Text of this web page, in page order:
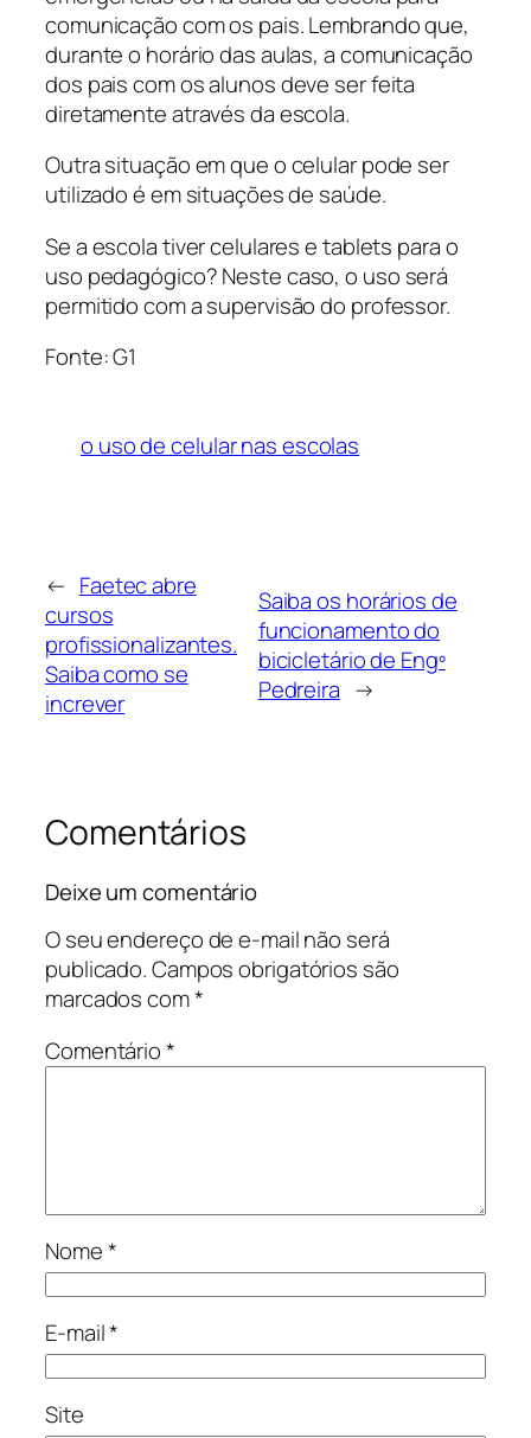
comunicação com os pais. Lembrando que,
durante o horário das aulas, a comunicação
dos pais com os alunos deve ser feita
diretamente através da escola.
Outra situação em que o celular pode ser
utilizado é em situações de saúde.
Se a escola tiver celulares e tablets para o
uso pedagógico? Neste caso, o uso será
permitido com a supervisão do professor.
Fonte: G1
o uso de celular nas escolas
← Faetec abre
cursos
profissionalizantes.
Saiba como se
increver
Saiba os horários de
funcionamento do
bicicletário de Engº
Pedreira →
Comentários
Deixe um comentário
O seu endereço de e-mail não será
publicado.Campos obrigatórios são
marcados com*
Comentário*
Nome*
E-mail*
Site